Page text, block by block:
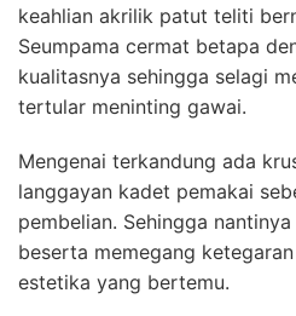
keahlian akrilik patut teliti
Seumpama cermat betapa
kualitasnya sehingga selagi
tertular meninting gawai.
Mengenai terkandung ada
langgayan kadet pemakai
pembelian. Sehingga
beserta memegang
estetika yang bertemu.